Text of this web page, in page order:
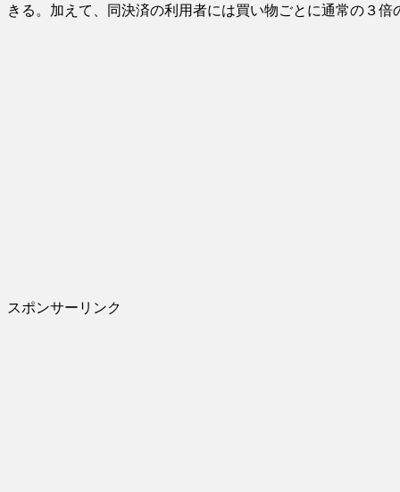
きる。加えて、同決済の利用者には買い物ごとに通常の３倍
スポンサーリンク